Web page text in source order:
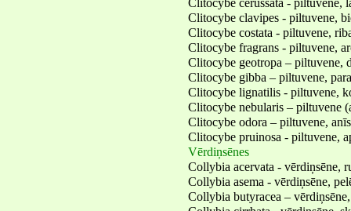
Clitocybe cerussata - piltuvene,
Clitocybe clavipes - piltuvene,
Clitocybe costata - piltuvene,
Clitocybe fragrans - piltuvene,
Clitocybe geotropa – piltuvene,
Clitocybe gibba – piltuvene,
Clitocybe lignatilis - piltuvene,
Clitocybe nebularis – piltuvene
Clitocybe odora – piltuvene,
Clitocybe pruinosa - piltuvene,
Vērdiņsēnes
Collybia acervata - vērdiņsēne,
Collybia asema - vērdiņsēne,
Collybia butyracea –